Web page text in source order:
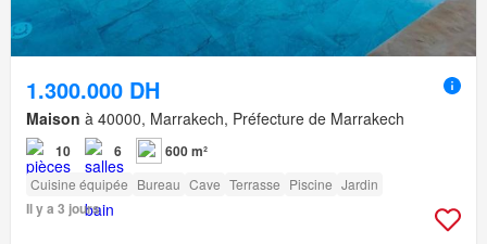
1.300.000 DH
Maison à 40000, Marrakech, Préfecture de Marrakech
10 6 600 m²
Cuisine équipée Bureau Cave Terrasse Piscine Jardin
Il y a 3 jours